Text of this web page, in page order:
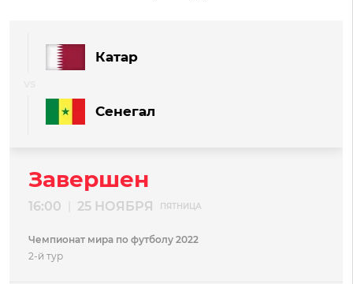
Катар
Сенегал
Завершен
16:00 25 НОЯБРЯ ПЯТНИЦА
Чемпионат мира по футболу 2022
2-й тур